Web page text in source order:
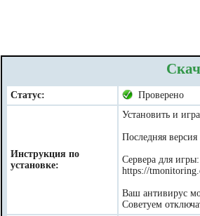
Статус: Проверено
Инструкция по
установке:
Установить и
Последняя
Сервера для игры:
https://
Ваш антивирус
Советуем